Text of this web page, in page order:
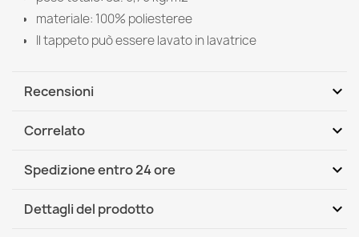
materiale: 100% poliesteree
Il tappeto può essere lavato in lavatrice
Recensioni expand_more
Correlato expand_more
Spedizione entro 24 ore expand_more
DHL / GLS International
Dettagli del prodotto expand_more